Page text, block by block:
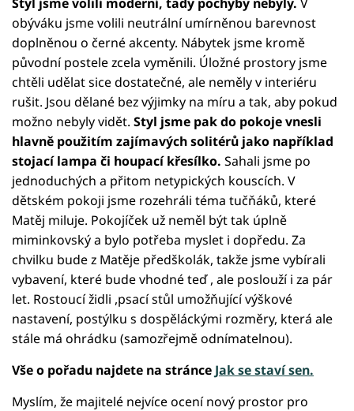
obýváku jsme volili neutrální umírněnou barevnost
doplněnou o černé akcenty. Nábytek jsme kromě
původní postele zcela vyměnili. Úložné prostory jsme
chtěli udělat sice dostatečné, ale neměly v interiéru
rušit. Jsou dělané bez výjimky na míru a tak, aby pokud
možno nebyly vidět. Styl jsme pak do pokoje vnesli
hlavně použitím zajímavých solitérů jako například
stojací lampa či houpací křesílko. Sahali jsme po
jednoduchých a přitom netypických kouscích. V
dětském pokoji jsme rozehráli téma tučňáků, které
Matěj miluje. Pokojíček už neměl být tak úplně
miminkovský a bylo potřeba myslet i dopředu. Za
chvilku bude z Matěje předškolák, takže jsme vybírali
vybavení, které bude vhodné teď , ale poslouží i za pár
let. Rostoucí židli ,psací stůl umožňující výškové
nastavení, postýlku s dospěláckými rozměry, která ale
stále má ohrádku (samozřejmě odnímatelnou).
Vše o pořadu najdete na stránce Jak se staví sen.
Myslím, že majitelé nejvíce ocení nový prostor pro